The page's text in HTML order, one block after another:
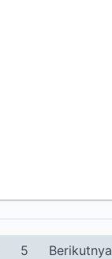
5 Berikutnya